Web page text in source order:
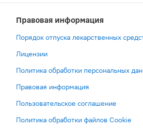
Правовая информация
Порядок отпуска лекарственных
Лицензии
Политика обработки персональных
Правовая информация
Пользовательское соглашение
Политика обработки файлов Cookie